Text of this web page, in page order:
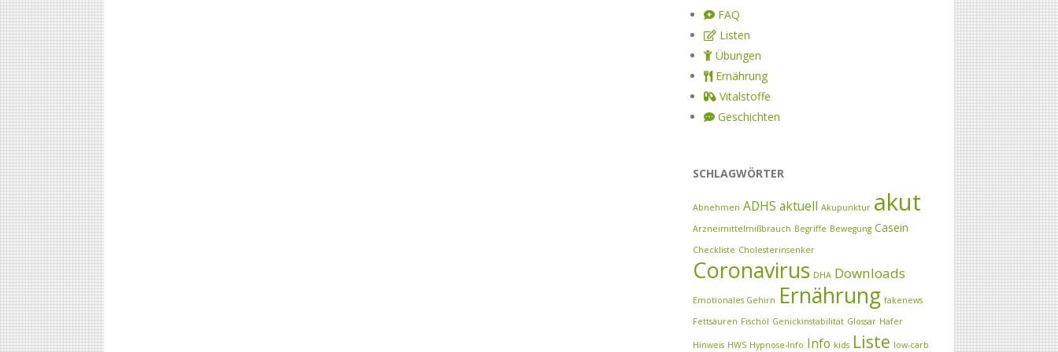
FAQ
Listen
Übungen
Ernährung
Vitalstoffe
Geschichten
SCHLAGWÖRTER
Abnehmen ADHS aktuell Akupunktur akut
Arzneimittelmißbrauch Begriffe Bewegung Casein
Checkliste Cholesterinsenker
Coronavirus DHA Downloads
Emotionales Gehirn Ernährung fakenews
Fettsäuren Fischöl Genickinstabilität Glossar Hafer
Hinweis HWS Hypnose-Info Info kids Liste low-carb